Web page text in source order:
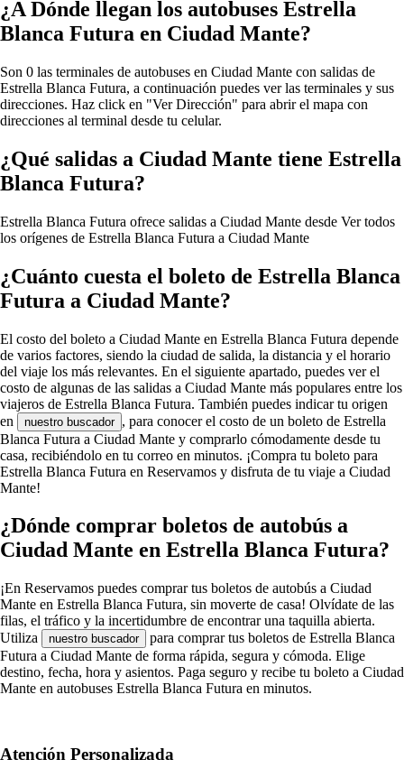
¿A Dónde llegan los autobuses Estrella
Blanca Futura en Ciudad Mante?
Son 0 las terminales de autobuses en Ciudad Mante con salidas de
Estrella Blanca Futura, a continuación puedes ver las terminales y sus
direcciones. Haz click en "Ver Dirección" para abrir el mapa con
direcciones al terminal desde tu celular.
¿Qué salidas a Ciudad Mante tiene Estrella
Blanca Futura?
Estrella Blanca Futura ofrece salidas a Ciudad Mante desde Ver todos
los orígenes de Estrella Blanca Futura a Ciudad Mante
¿Cuánto cuesta el boleto de Estrella Blanca
Futura a Ciudad Mante?
El costo del boleto a Ciudad Mante en Estrella Blanca Futura depende
de varios factores, siendo la ciudad de salida, la distancia y el horario
del viaje los más relevantes. En el siguiente apartado, puedes ver el
costo de algunas de las salidas a Ciudad Mante más populares entre los
viajeros de Estrella Blanca Futura. También puedes indicar tu origen
en
nuestro buscador , para conocer el costo de un boleto de Estrella
Blanca Futura a Ciudad Mante y comprarlo cómodamente desde tu
casa, recibiéndolo en tu correo en minutos. ¡Compra tu boleto para
Estrella Blanca Futura en Reservamos y disfruta de tu viaje a Ciudad
Mante!
¿Dónde comprar boletos de autobús a
Ciudad Mante en Estrella Blanca Futura?
¡En Reservamos puedes comprar tus boletos de autobús a Ciudad
Mante en Estrella Blanca Futura, sin moverte de casa! Olvídate de las
filas, el tráfico y la incertidumbre de encontrar una taquilla abierta.
Utiliza
nuestro buscador
para comprar tus boletos de Estrella Blanca
Futura a Ciudad Mante de forma rápida, segura y cómoda. Elige
destino, fecha, hora y asientos. Paga seguro y recibe tu boleto a Ciudad
Mante en autobuses Estrella Blanca Futura en minutos.
Atención Personalizada